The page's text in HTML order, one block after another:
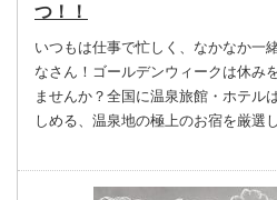
つ！！
いつもは仕事で忙しく、なかなか一
なさん！ゴールデンウィークは休み
ませんか？全国に温泉旅館・ホテル
しめる、温泉地の極上のお宿を厳選